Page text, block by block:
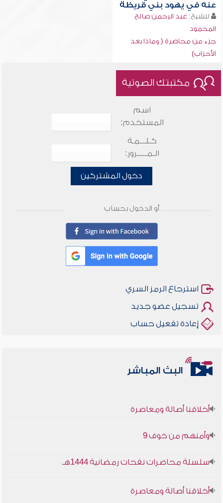
عنه في يهود بني قريظة
للشيخ: عبد الرحمن صالح
المحمود
جزء من محاضرة ( وماذا بعد
الأحزاب)
مكتبتك الصوتية
اسم
المستخدم:
كـلـــمـة
الـمـــــرور:
دخول المشتركين
أو الدخول بحساب
استرجاع الرمز السري
تسجيل عضو جديد
إعادة تفعيل حساب
البث المباشر
أخلاقنا أصالة ومعاصرة
وأمنهم من خوف 9
سلسلة محاضرات نفحات رمضانية 1444هـ
أخلاقنا أصالة ومعاصرة